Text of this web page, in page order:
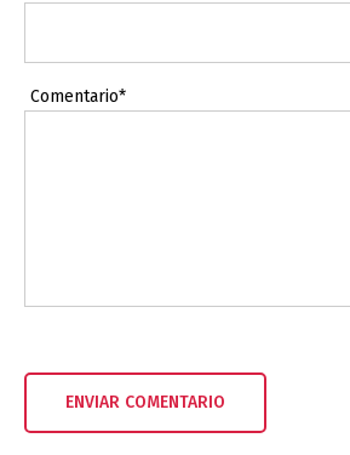
Comentario*